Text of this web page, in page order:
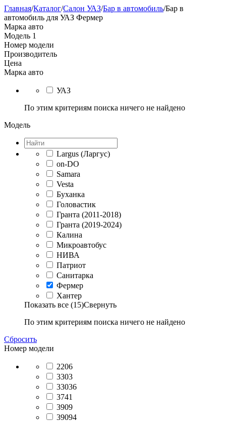
Главная/Каталог/Салон УАЗ/Бар в автомобиль/Бар в
автомобиль для УАЗ Фермер
Марка авто
Модель 1
Номер модели
Производитель
Цена
Марка авто
УАЗ
По этим критериям поиска ничего не найдено
Модель
Largus (Ларгус)
on-DO
Samara
Vesta
Буханка
Головастик
Гранта (2011-2018)
Гранта (2019-2024)
Калина
Микроавтобус
НИВА
Патриот
Санитарка
Фермер
Хантер
Показать все (15)Свернуть
По этим критериям поиска ничего не найдено
Сбросить
Номер модели
2206
3303
33036
3741
3909
39094